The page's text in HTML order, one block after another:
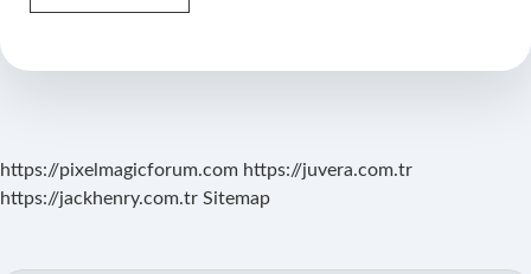
Emri
https://pixelmagicforum.com https://juvera.com.tr
https://jackhenry.com.tr Sitemap